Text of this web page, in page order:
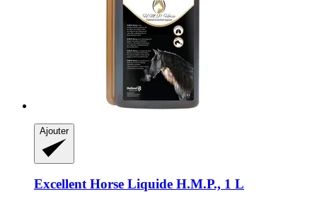
Ajouter
Excellent Horse Liquide H.M.P., 1 L